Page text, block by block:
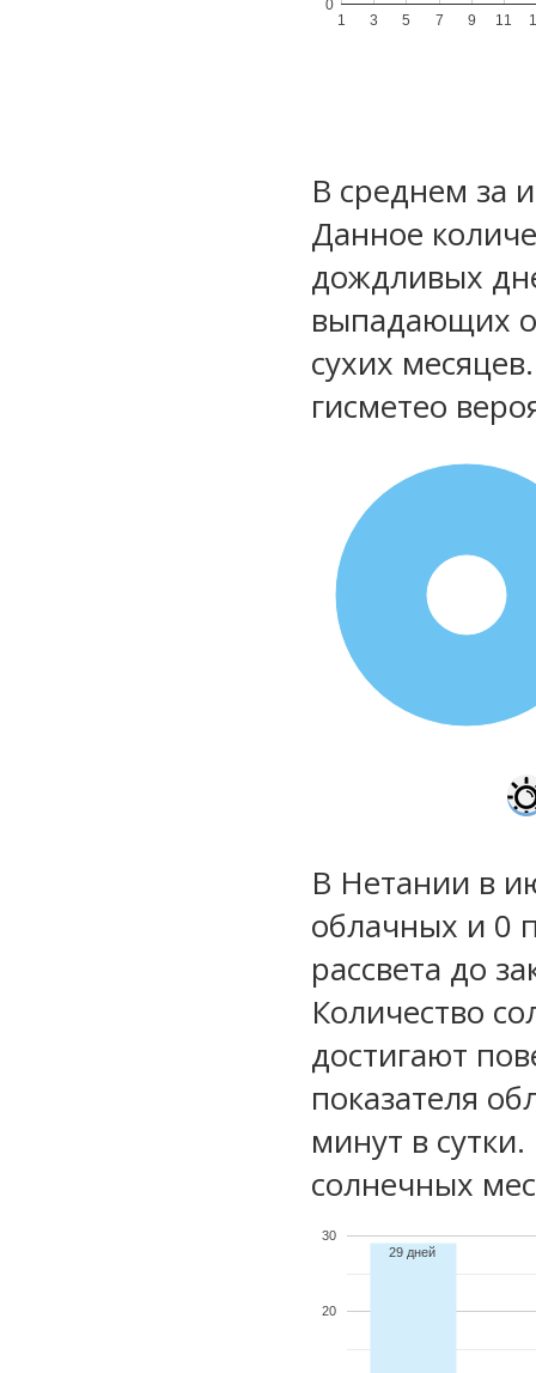
1 3 5 7 9 11
0
В среднем за
Данное
дождливых
выпадающих
сухих
гисметео
В Нетании в
облачных и 0
рассвета до
Количество
достигают
показателя
минут в
солнечных
20
30
29 дней